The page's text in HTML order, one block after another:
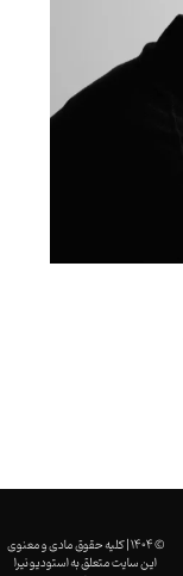
© 1404 | کلیه حقوق مادی و معنوی
این سایت متعلق به استودیو نیرا